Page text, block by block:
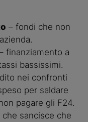
– fondi che non
finanziamento a
bassissimi.
nei confronti
per saldare
pagare gli F24.
che sancisce che